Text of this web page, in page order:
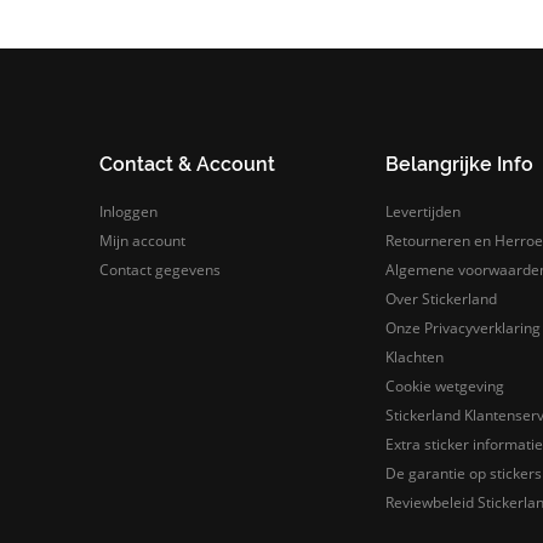
Contact & Account
Inloggen
Mijn account
Contact gegevens
Belangrijke Info
Levertijden
Retourneren en
Algemene
Over Stickerland
Onze Privacyverklaring
Klachten
Cookie wetgeving
Stickerland
Extra sticker informatie
De garantie op
Reviewbeleid